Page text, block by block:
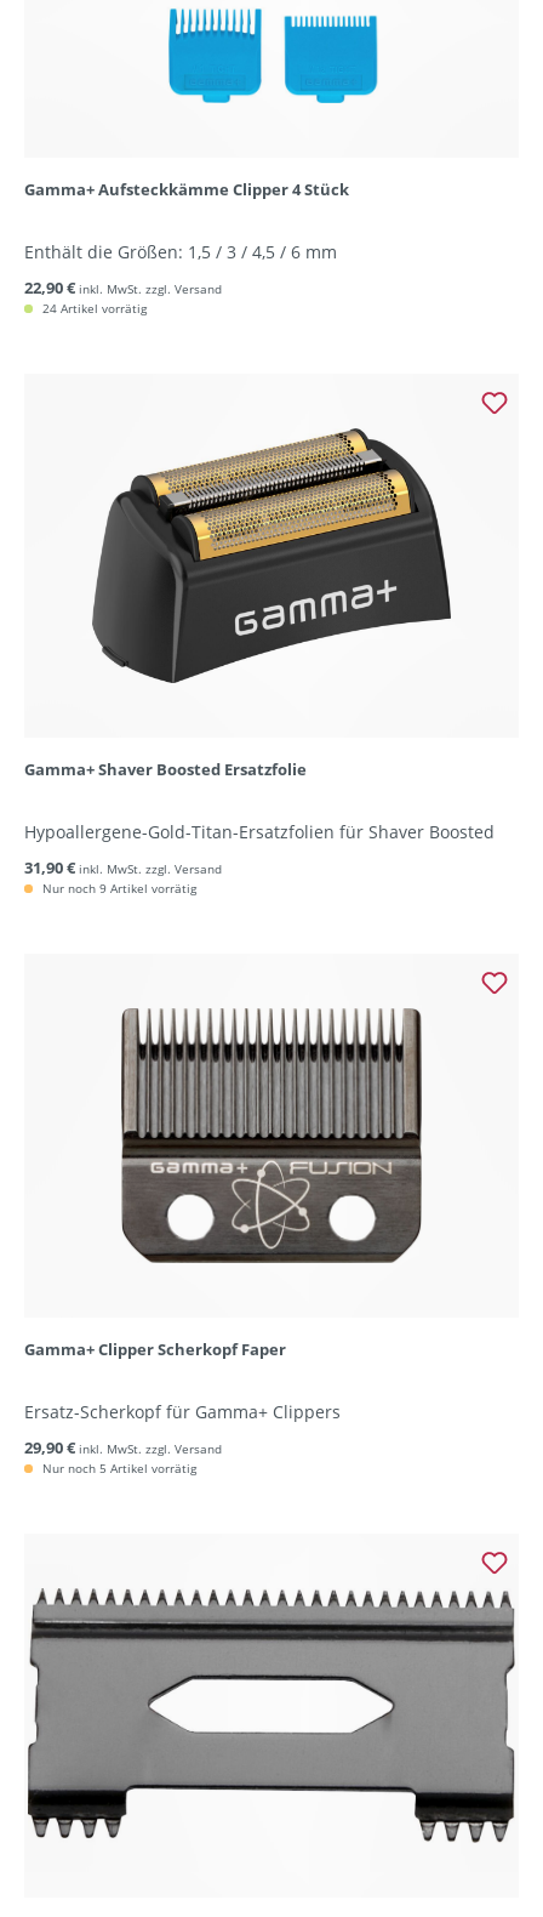
Gamma+ Aufsteckkämme Clipper 4 Stück
Enthält die Größen: 1,5 / 3 / 4,5 / 6 mm
22,90 € inkl. MwSt. zzgl. Versand
24 Artikel vorrätig
Gamma+ Shaver Boosted Ersatzfolie
Hypoallergene-Gold-Titan-Ersatzfolien für Shaver Boosted
31,90 € inkl. MwSt. zzgl. Versand
Nur noch 9 Artikel vorrätig
Gamma+ Clipper Scherkopf Faper
Ersatz-Scherkopf für Gamma+ Clippers
29,90 € inkl. MwSt. zzgl. Versand
Nur noch 5 Artikel vorrätig